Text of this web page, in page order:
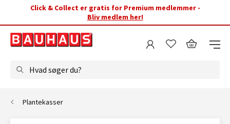
Click & Collect er gratis for Premium medlemmer -
Bliv medlem her!
Hvad søger du?
Plantekasser